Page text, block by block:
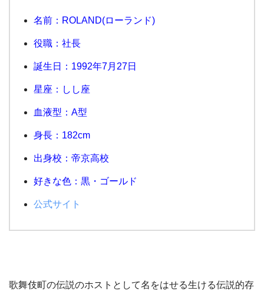
名前：ROLAND(ローランド)
役職：社長
誕生日：1992年7月27日
星座：しし座
血液型：A型
身長：182cm
出身校：帝京高校
好きな色：黒・ゴールド
公式サイト
歌舞伎町の伝説のホストとして名をはせる生ける伝説的存